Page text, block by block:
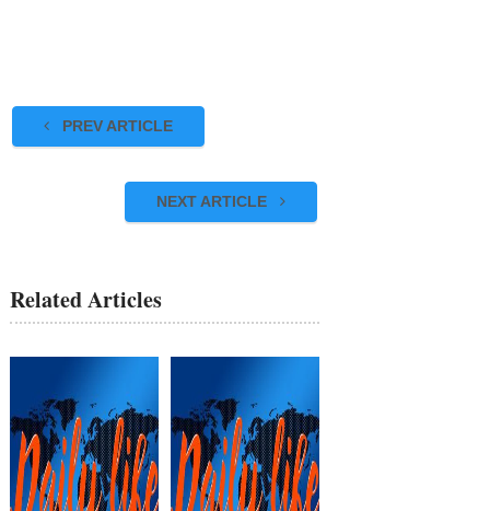
PREV ARTICLE
NEXT ARTICLE
Related Articles